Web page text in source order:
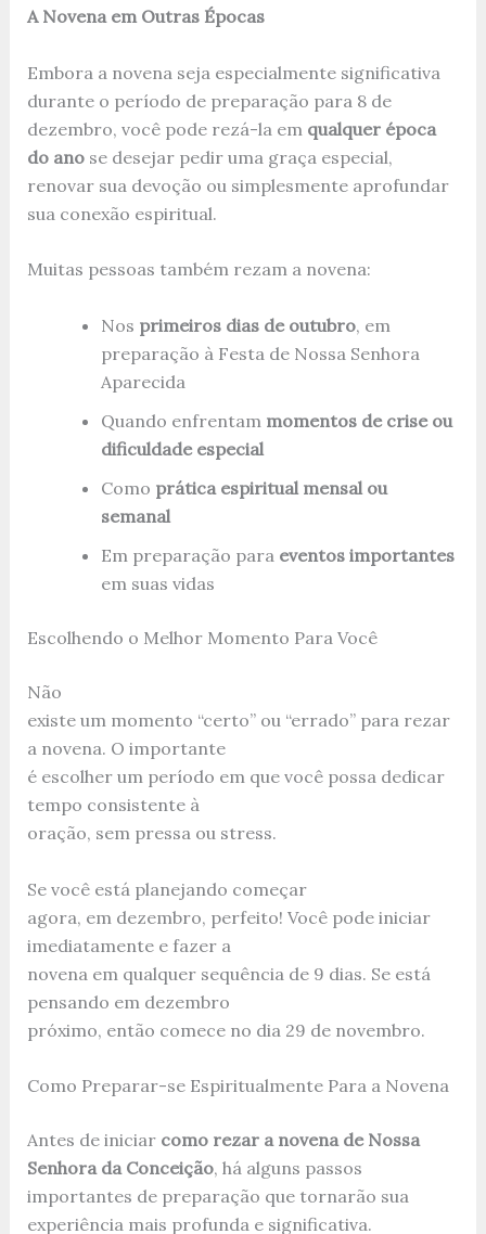
A Novena em Outras Épocas
Embora a novena seja especialmente significativa
durante o período de preparação para 8 de
dezembro, você pode rezá-la em qualquer época
do anose desejar pedir uma graça especial,
renovar sua devoção ou simplesmente aprofundar
sua conexão espiritual.
Muitas pessoas também rezam a novena:
Nos primeiros dias de outubro, em
preparação à Festa de Nossa Senhora
Aparecida
Quando enfrentam momentos de crise ou
dificuldade especial
Como prática espiritual mensal ou
semanal
Em preparação para eventos importantes
em suas vidas
Escolhendo o Melhor Momento Para Você
Não
existe um momento “certo” ou “errado” para rezar
a novena. O importante
é escolher um período em que você possa dedicar
tempo consistente à
oração, sem pressa ou stress.
Se você está planejando começar
agora, em dezembro, perfeito! Você pode iniciar
imediatamente e fazer a
novena em qualquer sequência de 9 dias. Se está
pensando em dezembro
próximo, então comece no dia 29 de novembro.
Como Preparar-se Espiritualmente Para a Novena
Antes de iniciar como rezar a novena de Nossa
Senhora da Conceição, há alguns passos
importantes de preparação que tornarão sua
experiência mais profunda e significativa.